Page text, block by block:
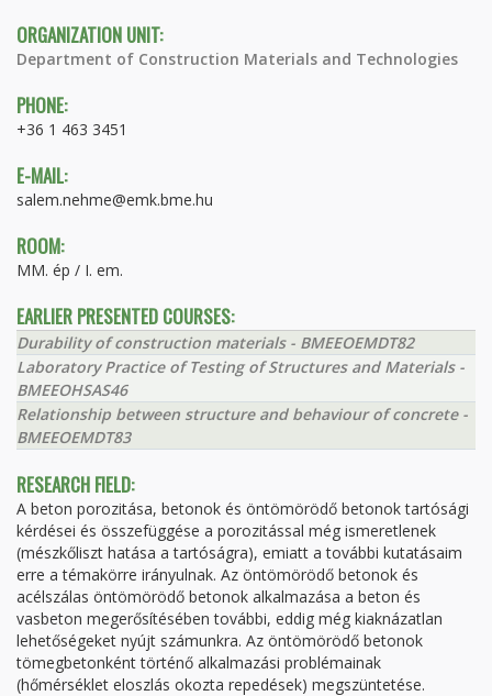
ORGANIZATION UNIT:
Department of Construction Materials and Technologies
PHONE:
+36 1 463 3451
E-MAIL:
salem.nehme@emk.bme.hu
ROOM:
MM. ép / I. em.
EARLIER PRESENTED COURSES:
Durability of construction materials - BMEEOEMDT82
Laboratory Practice of Testing of Structures and Materials -
BMEEOHSAS46
Relationship between structure and behaviour of concrete -
BMEEOEMDT83
RESEARCH FIELD:
A beton porozitása, betonok és öntömörödő betonok tartósági
kérdései és összefüggése a porozitással még ismeretlenek
(mészkőliszt hatása a tartóságra), emiatt a további kutatásaim
erre a témakörre irányulnak. Az öntömörödő betonok és
acélszálas öntömörödő betonok alkalmazása a beton és
vasbeton megerősítésében további, eddig még kiaknázatlan
lehetőségeket nyújt számunkra. Az öntömörödő betonok
tömegbetonként történő alkalmazási problémainak
(hőmérséklet eloszlás okozta repedések) megszüntetése.